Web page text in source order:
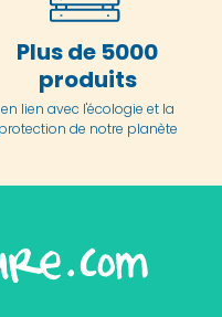
Plus de 5000
produits
en lien avec l'écologie et la
protection de notre planète